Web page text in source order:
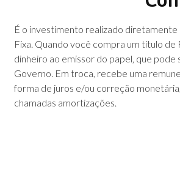
É o investimento realizado
Fixa. Quando você compra um título
dinheiro ao emissor do papel, que
Governo. Em troca, recebe uma
forma de juros e/ou correção
chamadas amortizações.